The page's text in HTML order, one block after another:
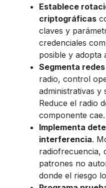
Establece
criptográficas
claves y
credenciales
posible y adopta
Segmenta
radio, control
administrativas y
Reduce el radio
componente cae.
Implementa
interferencia.
radiofrecuencia,
patrones no
donde el riesgo